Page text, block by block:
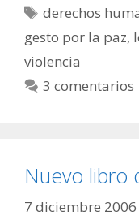
Etiquetas
derechos
gesto por la paz,
violencia
3 comentarios
Nuevo libro
7 diciembre 2006